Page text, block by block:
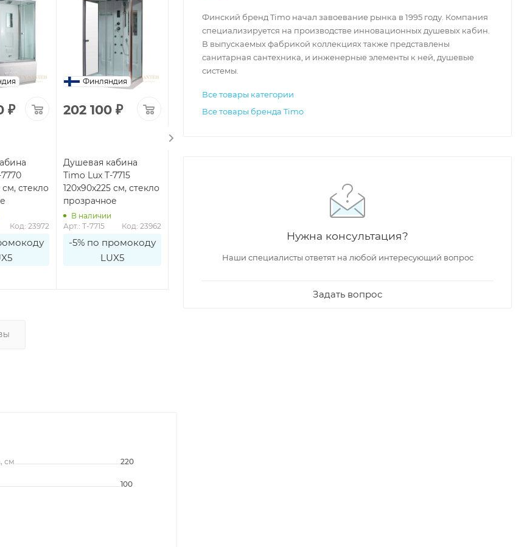
₽
см, стекло
Код: 23972
Финляндия
202 100 ₽
Душевая кабина
Timo Lux T-7715
120x90x225 см, стекло
прозрачное
В наличии
Арт.: T-7715
Код: 23962
-5% по промокоду
LUX5
177 300₽
LUX5
200 200
148x82x220 см, стекло
прозрачное
В наличии
-5% по промокоду
LUX5
-5% по промокоду
LUX5
см 220
100
Финский бренд Timo начал завоевание рынка в 1995 году. Компания
специализируется на производстве инновационных душевых кабин.
В выпускаемых фабрикой коллекциях также представлены
санитарная сантехника, и инженерные элементы к ней, душевые
системы.
Все товары категории
Все товары бренда Timo
Нужна консультация?
Наши специалисты ответят на любой интересующий вопрос
Задать вопрос